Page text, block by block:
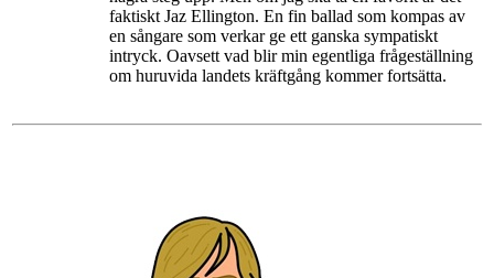
faktiskt Jaz Ellington. En fin ballad som kompas av
en sångare som verkar ge ett ganska sympatiskt
intryck. Oavsett vad blir min egentliga frågeställning
om huruvida landets kräftgång kommer fortsätta.